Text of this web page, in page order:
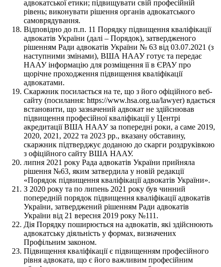
адвокатської етики; підвищувати свій професійній
рівень; виконувати рішення органів адвокатського
самоврядування.
Відповідно до п.п. 11 Порядку підвищення кваліфікації
адвокатів України (далі – Порядок), затвердженого
рішенням Ради адвокатів України № 63 від 03.07.2021 (з
наступними змінами), ВША НААУ готує та передає
НААУ інформацію для розміщення її в ЄРАУ про
щорічне проходження підвищення кваліфікації
адвокатами.
Скаржник посилається на те, що з його офіційного веб-
сайту (посилання: https://www.hsa.org.ua/lawyer) вдається
встановити, що зазначений адвокат не здійснював
підвищення професійної кваліфікації у Центрі
акредитації ВША НААУ за попередні роки, а саме 2019,
2020, 2021, 2022 та 2023 рр., вказану обставину,
скаржник підтверджує доданою до скарги роздруківкою
з офіційного сайту ВША НААУ.
липня 2021 року Рада адвокатів України прийняла
рішення №63, яким затвердила у новій редакції
«Порядок підвищення кваліфікації адвокатів України».
З 2020 року та по липень 2021 року був чинний
попередній порядок підвищення кваліфікації адвокатів
України, затверджений рішенням Ради адвокатів
України від 21 вересня 2019 року №111.
Дія Порядку поширюється на адвокатів, які здійснюють
адвокатську діяльність у формах, визначених
Профільним законом.
Підвищення кваліфікації є підвищенням професійного
рівня адвоката, що є його важливим професійним